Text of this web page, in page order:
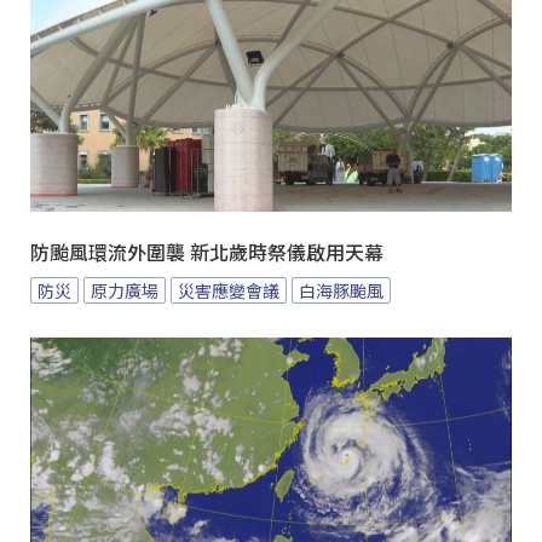
防颱風環流外圍襲 新北歲時祭儀啟用天幕
防災 原力廣場 災害應變會議 白海豚颱風